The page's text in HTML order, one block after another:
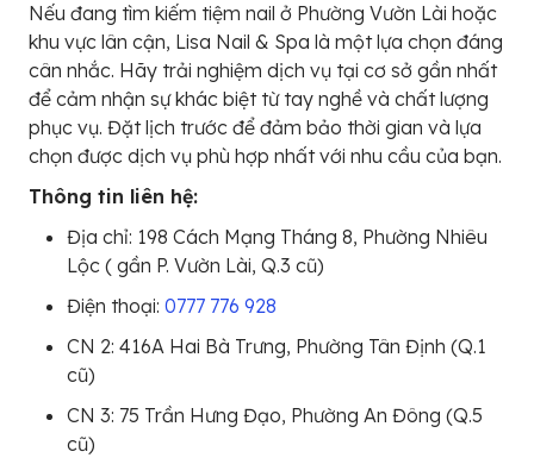
Nếu đang tìm kiếm tiệm nail ở Phường Vườn Lài hoặc
khu vực lân cận, Lisa Nail & Spa là một lựa chọn đáng
cân nhắc. Hãy trải nghiệm dịch vụ tại cơ sở gần nhất
để cảm nhận sự khác biệt từ tay nghề và chất lượng
phục vụ. Đặt lịch trước để đảm bảo thời gian và lựa
chọn được dịch vụ phù hợp nhất với nhu cầu của bạn.
Thông tin liên hệ:
Địa chỉ: 198 Cách Mạng Tháng 8, Phường Nhiêu
Lộc ( gần P. Vườn Lài, Q.3 cũ)
Điện thoại: 0777 776 928
CN 2: 416A Hai Bà Trưng, Phường Tân Định (Q.1
cũ)
CN 3: 75 Trần Hưng Đạo, Phường An Đông (Q.5
cũ)